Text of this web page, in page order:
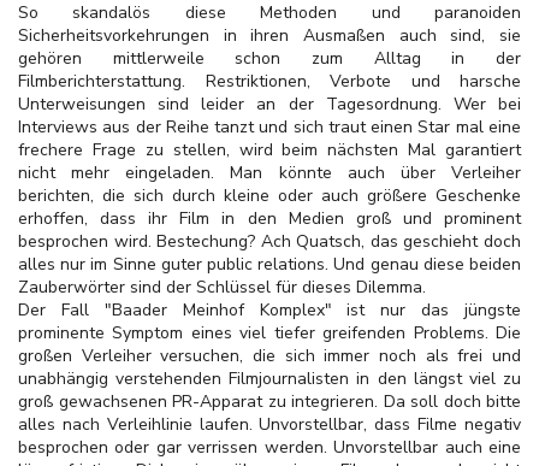
So skandalös diese Methoden und paranoiden
Sicherheitsvorkehrungen in ihren Ausmaßen auch sind, sie
gehören mittlerweile schon zum Alltag in der
Filmberichterstattung. Restriktionen, Verbote und harsche
Unterweisungen sind leider an der Tagesordnung. Wer bei
Interviews aus der Reihe tanzt und sich traut einen Star mal eine
frechere Frage zu stellen, wird beim nächsten Mal garantiert
nicht mehr eingeladen. Man könnte auch über Verleiher
berichten, die sich durch kleine oder auch größere Geschenke
erhoffen, dass ihr Film in den Medien groß und prominent
besprochen wird. Bestechung? Ach Quatsch, das geschieht doch
alles nur im Sinne guter public relations. Und genau diese beiden
Zauberwörter sind der Schlüssel für dieses Dilemma.
Der Fall "Baader Meinhof Komplex" ist nur das jüngste
prominente Symptom eines viel tiefer greifenden Problems. Die
großen Verleiher versuchen, die sich immer noch als frei und
unabhängig verstehenden Filmjournalisten in den längst viel zu
groß gewachsenen PR-Apparat zu integrieren. Da soll doch bitte
alles nach Verleihlinie laufen. Unvorstellbar, dass Filme negativ
besprochen oder gar verrissen werden. Unvorstellbar auch eine